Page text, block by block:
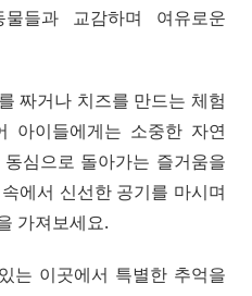
들과 교감하며 여유로운
짜거나 치즈를 만드는 체험
아이들에게는 소중한 자연
심으로 돌아가는 즐거움을
에서 신선한 공기를 마시며
가져보세요.
는 이곳에서 특별한 추억을